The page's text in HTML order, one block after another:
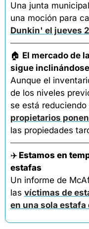
Una junta
una moción para
Dunkin' el jueves
🏠 El mercado de
sigue
Aunque el
de los niveles
se está reduciendo
propietarios
las propiedades
✈️ Estamos en
estafas
Un informe de
las víctimas de
en una sola estafa